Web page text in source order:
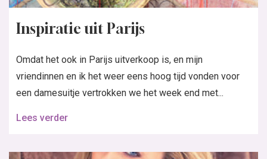
Inspiratie uit Parijs
Omdat het ook in Parijs uitverkoop is, en mijn
vriendinnen en ik het weer eens hoog tijd vonden voor
een damesuitje vertrokken we het week end met...
Lees verder